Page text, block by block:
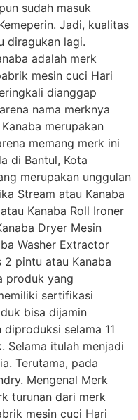
sudah masuk
Jadi, kualitas
diragukan lagi.
adalah merk
mesin cuci Hari
dianggap
nama merknya
merupakan
memang merk ini
di Bantul, Kota
merupakan unggulan
Stream atau Kanaba
Kanaba Roll Ironer
Dryer Mesin
Washer Extractor
pintu atau Kanaba
produk yang
sertifikasi
bisa dijamin
selama 11
Selama itulah menjadi
Terutama, pada
Mengenal Merk
turunan dari merk
mesin cuci Hari